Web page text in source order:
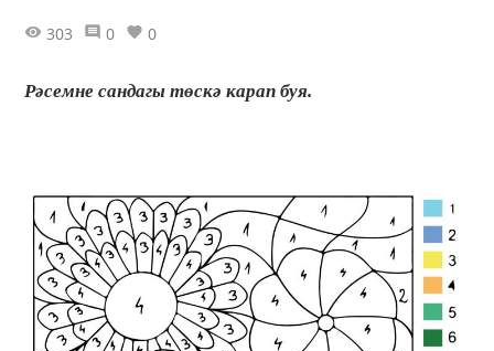
303 0 0
Рәсемне сандагы төскә карап буя.